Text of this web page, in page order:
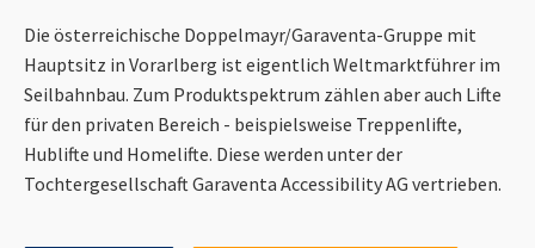
Die österreichische Doppelmayr/Garaventa-Gruppe mit
Hauptsitz in Vorarlberg ist eigentlich Weltmarktführer im
Seilbahnbau. Zum Produktspektrum zählen aber auch Lifte
für den privaten Bereich - beispielsweise Treppenlifte,
Hublifte und Homelifte. Diese werden unter der
Tochtergesellschaft Garaventa Accessibility AG vertrieben.